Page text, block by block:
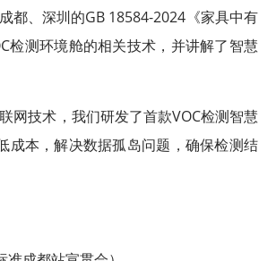
都、深圳的GB 18584-2024《家具中有
检测环境舱的相关技术，并讲解了智慧
网技术，我们研发了首款VOC检测智慧
成本，解决数据孤岛问题，确保检测结